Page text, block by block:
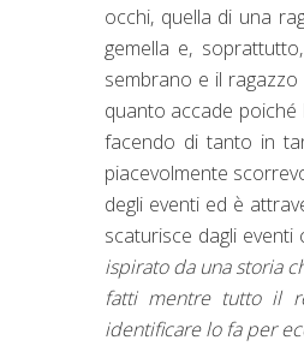
occhi, quella di una
gemella e,
sembrano e il
quanto accade poiché
facendo di tanto in
piacevolmente
degli eventi ed è
scaturisce dagli
ispirato da una storia
fatti mentre tutto il
identificare lo fa per